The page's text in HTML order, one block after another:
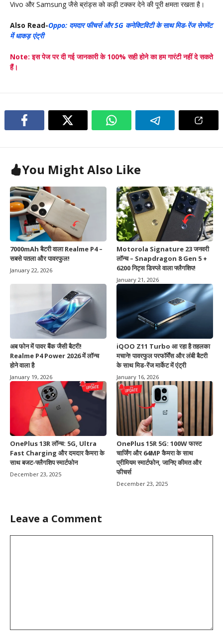
Vivo और Samsung जैसे ब्रांड्स को कड़ी टक्कर देने की पूरी क्षमता रखता है।
Also Read-Oppo: दमदार फीचर्स और 5G कनेक्टिविटी के साथ मिड-रेंज सेगमेंट
में धाकड़ एंट्री
Note: इस पेज पर दी गई जानकारी के 100% सही होने का हम गारंटी नहीं दे सकते
हैं।
You Might Also Like
7000mAh बैटरी वाला Realme P4 –
सबसे पतला और पावरफुल!
January 22, 2026
Motorola Signature 23 जनवरी
लॉन्च – Snapdragon 8 Gen 5 +
6200 निट्स डिस्प्ले वाला फ्लैगशिप!
January 21, 2026
अब फोन में पावर बैंक जैसी बैटरी!
Realme P4 Power 2026 में लॉन्च
होने वाला है
January 19, 2026
iQOO Z11 Turbo आ रहा है तहलका
मचाने! पावरफुल परफॉर्मेंस और लंबी बैटरी
के साथ मिड-रेंज मार्केट में एंट्री
January 16, 2026
OnePlus 13R लॉन्च: 5G, Ultra
Fast Charging और दमदार कैमरा के
साथ बजट-फ्लैगशिप स्मार्टफोन
December 23, 2025
OnePlus 15R 5G: 100W फास्ट
चार्जिंग और 64MP कैमरा के साथ
प्रीमियम स्मार्टफोन, जानिए कीमत और
फीचर्स
December 23, 2025
Leave a Comment